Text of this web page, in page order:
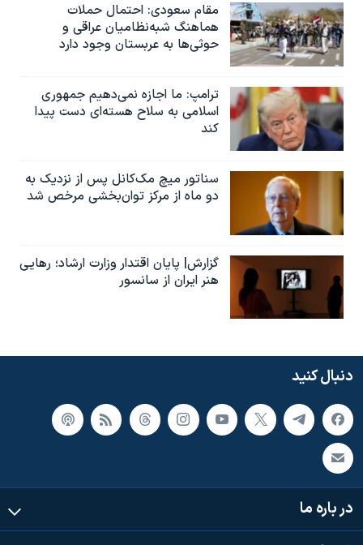
مقام سعودی: احتمال حملات
هماهنگ شبه‌نظامیان عراقی و
حوثی‌ها به عربستان وجود دارد
ترامپ: ما اجازه نمی‌دهیم جمهوری
اسلامی به سلاح هسته‌ای دست پیدا
کند
سناتور میچ مک‌کانل پس از نزدیک به
دو ماه از مرکز توان‌بخشی مرخص شد
گزارش| پایان اقتدار وزارت ارشاد؛ رهایی
هنر ایران از سانسور
دنبال کنید
در باره ما